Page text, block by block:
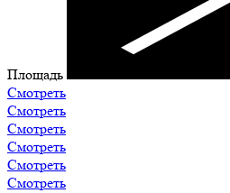
Площадь
Смотреть
Смотреть
Смотреть
Смотреть
Смотреть
Смотреть